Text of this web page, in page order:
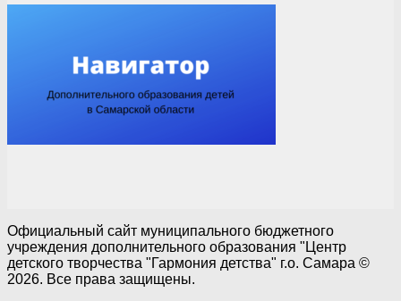
Официальный сайт муниципального бюджетного
учреждения дополнительного образования "Центр
детского творчества "Гармония детства" г.о. Самара ©
2026. Все права защищены.